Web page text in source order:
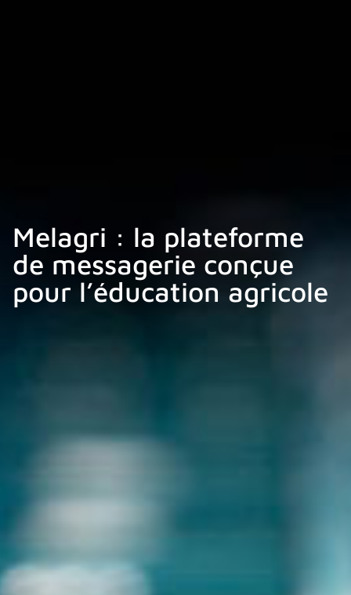
Melagri : la plateforme
de messagerie conçue
pour l’éducation agricole